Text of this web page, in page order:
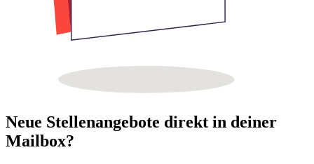
Neue Stellenangebote direkt in deiner
Mailbox?